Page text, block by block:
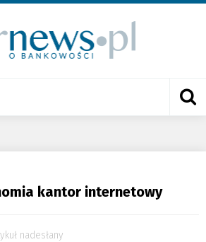
kantor internetowy
nadesłany